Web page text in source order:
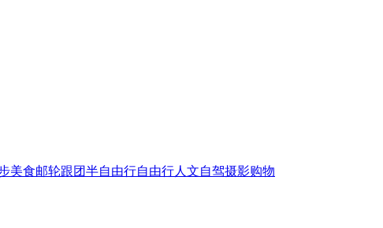
美食邮轮跟团半自由行自由行人文自驾摄影购物